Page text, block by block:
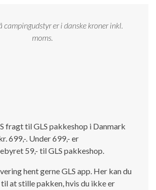
campingudstyr er i danske kroner inkl.
moms.
fragt til GLS pakkeshop i Danmark
699,-. Under 699,- er
59,- til GLS pakkeshop.
hent gerne GLS app. Her kan du
at stille pakken, hvis du ikke er